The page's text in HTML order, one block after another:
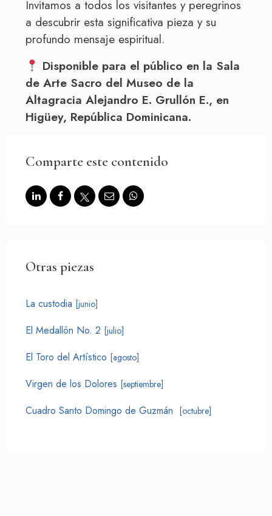
Invitamos a todos los visitantes y peregrinos
a descubrir esta significativa pieza y su
profundo mensaje espiritual.
Disponible para el público en la Sala
de Arte Sacro del Museo de la
Altagracia Alejandro E. Grullón E., en
Higüey, República Dominicana.
Comparte este contenido
Otras piezas
La custodia [junio]
El Medallón No. 2 [julio]
El Toro del Artístico [agosto]
Virgen de los Dolores [septiembre]
Cuadro Santo Domingo de Guzmán [octubre]